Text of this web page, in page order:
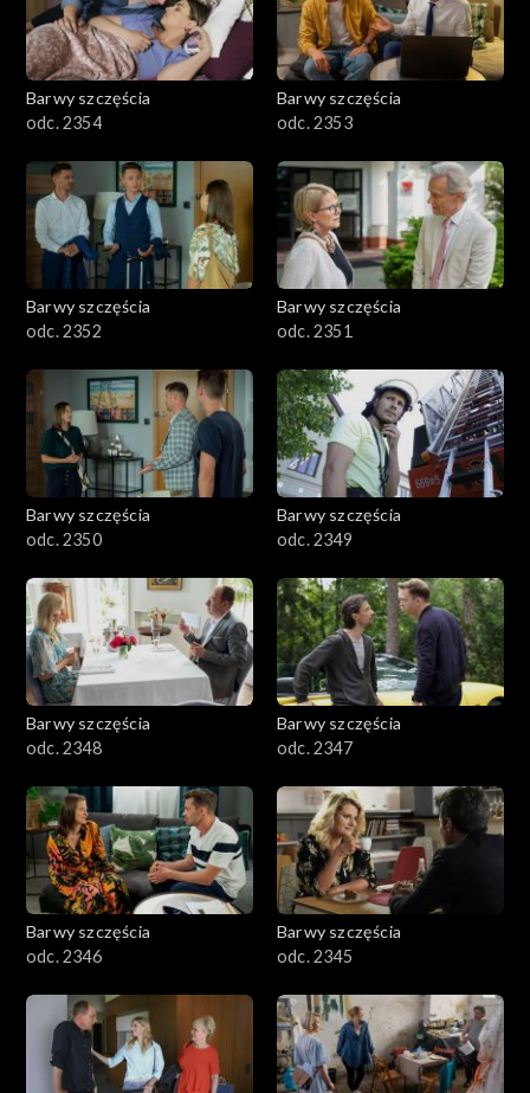
Barwy szczęścia
odc. 2354
Barwy szczęścia
odc. 2353
Barwy szczęścia
odc. 2352
Barwy szczęścia
odc. 2351
Barwy szczęścia
odc. 2350
Barwy szczęścia
odc. 2349
Barwy szczęścia
odc. 2348
Barwy szczęścia
odc. 2347
Barwy szczęścia
odc. 2346
Barwy szczęścia
odc. 2345